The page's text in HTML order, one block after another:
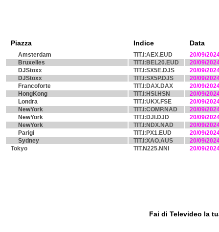
Piazza Indice Data
Amsterdam TIT.I:AEX.EUD
20/09/
Bruxelles
TIT.I:BEL20.EUD
20/09/
DJStoxx
TIT.I:SX5E.DJS
20/09/
DJStoxx
TIT.I:SX5P.DJS
20/09/
Francoforte
TIT.I:DAX.DAX
20/09/
HongKong
TIT.I:HSI.HSN
20/09/
Londra
TIT.I:UKX.FSE
20/09/
NewYork
TIT.I:COMP.NAD
20/09/
NewYork
TIT.I:DJI.DJD
20/09/
NewYork
TIT.I:NDX.NAD
20/09/
Parigi
TIT.I:PX1.EUD
20/09/
Sydney
TIT.I:XAO.AUS
20/09/
Tokyo
TIT.N225.NNI 20/09/
Fai di Televideo la